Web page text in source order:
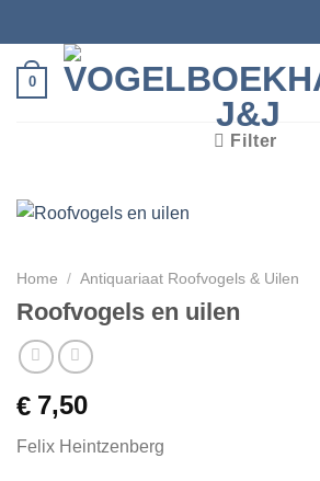
naar
inhoud
0
Filter
Home / Antiquariaat Roofvogels & Uilen
Roofvogels en uilen
€ 7,50
Felix Heintzenberg